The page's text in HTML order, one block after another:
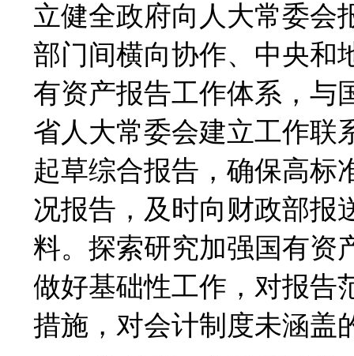
立健全政府向人大常委会
部门间横向协作、中央和
有资产报告工作体系，与
省人大常委会建立工作联
起草综合报告，确保高标
况报告，及时向财政部报
料。探索研究加强国有资
做好基础性工作，对报告
措施，对会计制度未涵盖